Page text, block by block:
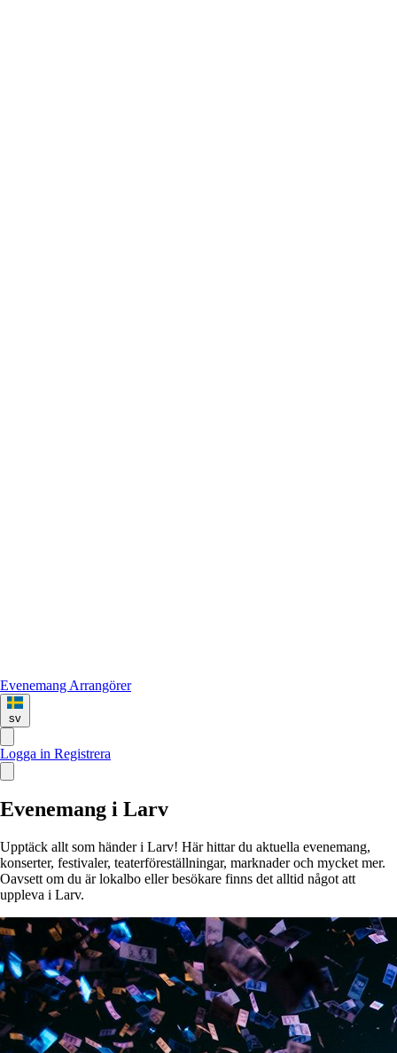
Evenemang Arrangörer
sv
Logga in Registrera
Evenemang i Larv
Upptäck allt som händer i Larv! Här hittar du aktuella evenemang,
konserter, festivaler, teaterföreställningar, marknader och mycket mer.
Oavsett om du är lokalbo eller besökare finns det alltid något att
uppleva i Larv.